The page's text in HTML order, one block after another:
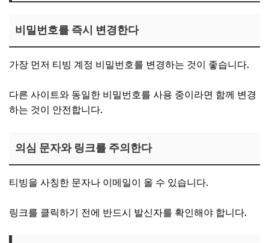
비밀번호를 즉시 변경한다
가장 먼저 티빙 계정 비밀번호를 변경하는 것이 좋습니다.
다른 사이트와 동일한 비밀번호를 사용 중이라면 함께 변경
하는 것이 안전합니다.
의심 문자와 링크를 주의한다
티빙을 사칭한 문자나 이메일이 올 수 있습니다.
링크를 클릭하기 전에 반드시 발신자를 확인해야 합니다.